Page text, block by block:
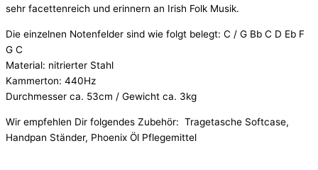
sehr facettenreich und erinnern an Irish Folk Musik.
Die einzelnen Notenfelder sind wie folgt belegt: C / G Bb C D Eb F
G C
Material: nitrierter Stahl
Kammerton: 440Hz
Durchmesser ca. 53cm / Gewicht ca. 3kg
Wir empfehlen Dir folgendes Zubehör: Tragetasche Softcase,
Handpan Ständer, Phoenix Öl Pflegemittel